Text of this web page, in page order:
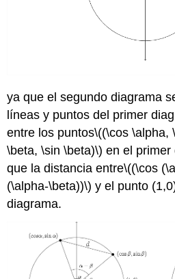
ya que el segundo diagrama
líneas y puntos del primer
entre los puntos\((\cos \alpha,
\beta, \sin \beta)\) en el primer
que la distancia entre\((\cos
(\alpha-\beta))\) y el punto
diagrama.